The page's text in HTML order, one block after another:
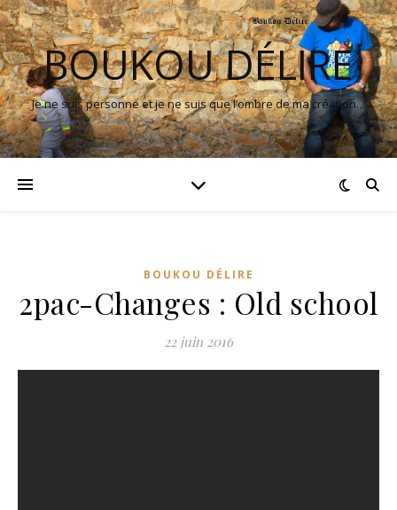
BOUKOU DÉLIRE
Je ne suis personne et je ne suis que l’ombre de ma création…
BOUKOU DÉLIRE
2pac-Changes : Old school
22 juin 2016